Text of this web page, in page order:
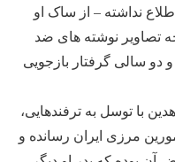
نداشته – از ساک او
تصاویر نوشته های ضد
دو سالی گرفتار بازجویی
با توسل به ترفندهایی،
مرزی ایران رسانده و